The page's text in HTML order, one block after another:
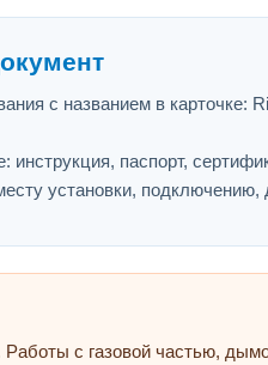
с названием в карточке:
инструкция, паспорт,
установки,
Работы с газовой частью,